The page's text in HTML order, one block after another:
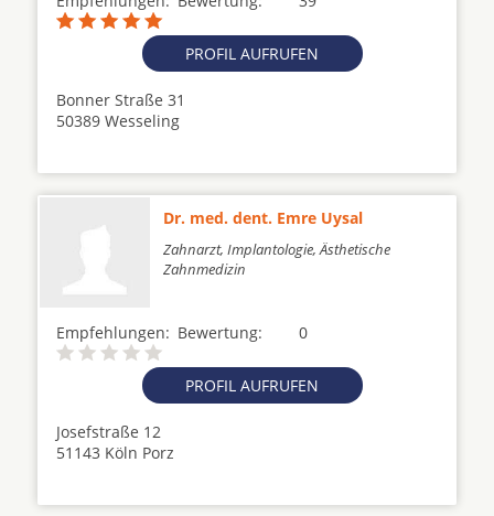
PROFIL AUFRUFEN
Bonner Straße 31
50389 Wesseling
Dr. med. dent. Emre Uysal
Zahnarzt, Implantologie, Ästhetische
Zahnmedizin
Empfehlungen: 0
Bewertung:
PROFIL AUFRUFEN
Josefstraße 12
51143 Köln Porz